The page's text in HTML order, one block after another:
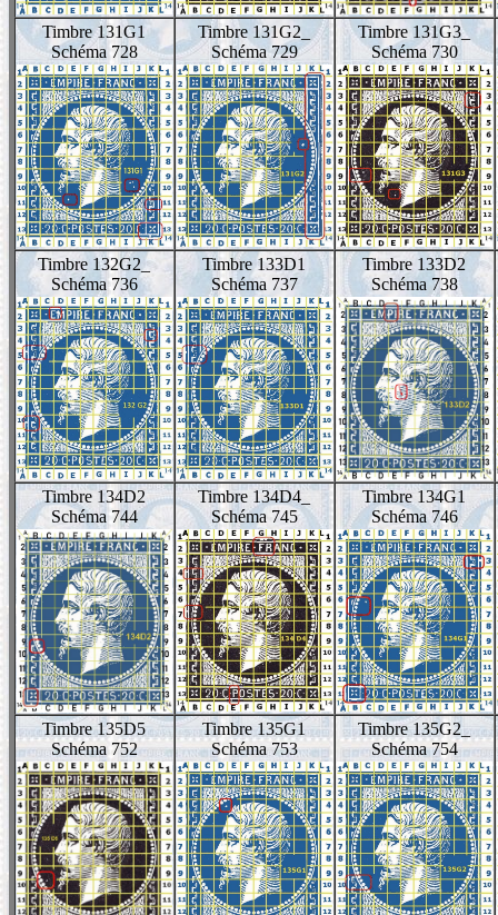
Timbre 131G1
Schéma 728
Timbre 131G2_
Schéma 729
Timbre 131G3_
Schéma 730
Timbre 132G2_
Schéma 736
Timbre 133D1
Schéma 737
Timbre 133D2
Schéma 738
Timbre 134D2
Schéma 744
Timbre 134D4_
Schéma 745
Timbre 134G1
Schéma 746
Timbre 135D5
Schéma 752
Timbre 135G1
Schéma 753
Timbre 135G2_
Schéma 754